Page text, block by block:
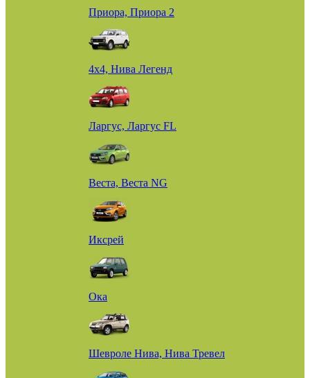
Приора, Приора 2
4х4, Нива Легенд
Ларгус, Ларгус FL
Веста, Веста NG
Иксрей
Ока
Шевроле Нива, Нива Тревел